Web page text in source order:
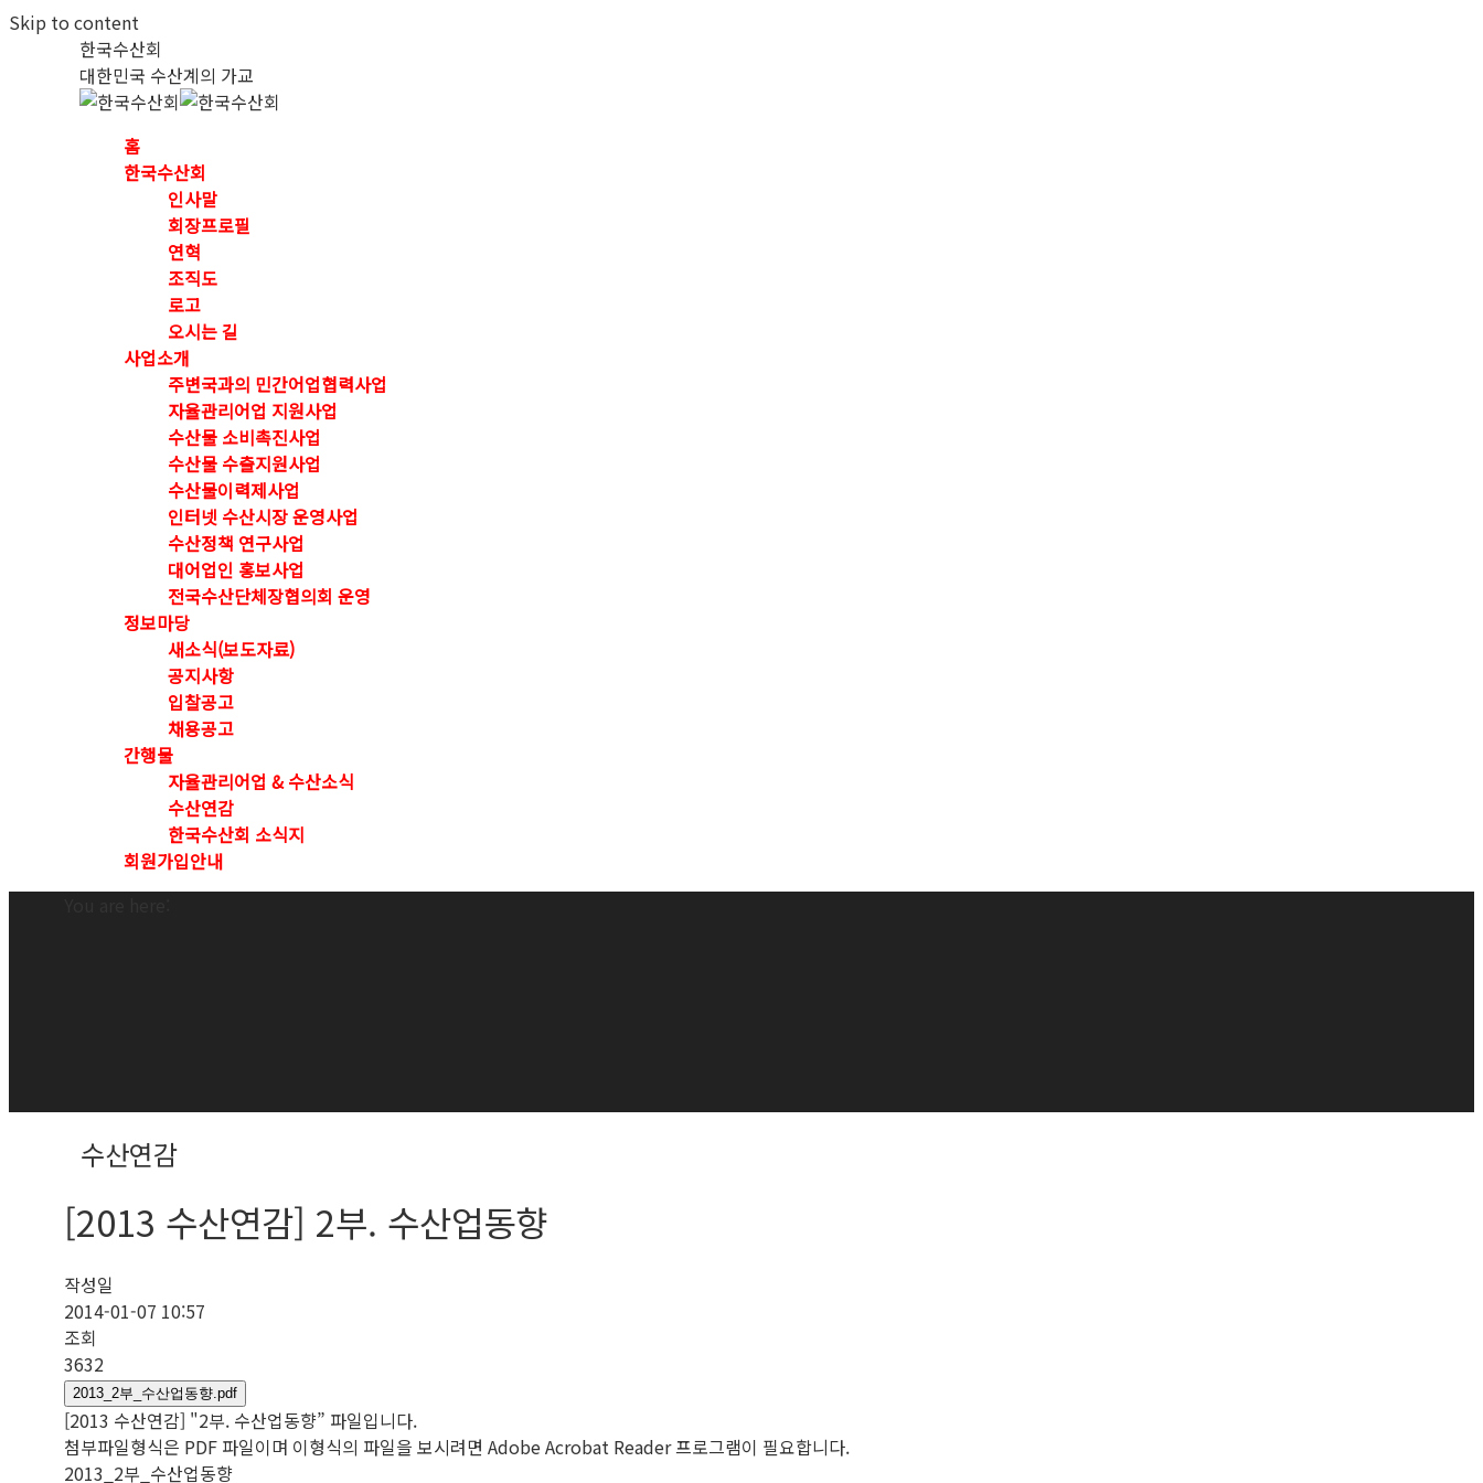
Skip to content
한국수산회
대한민국 수산계의 가교
홈
한국수산회
인사말
회장프로필
연혁
조직도
로고
오시는 길
사업소개
주변국과의 민간어업협력사업
자율관리어업 지원사업
수산물 소비촉진사업
수산물 수출지원사업
수산물이력제사업
인터넷 수산시장 운영사업
수산정책 연구사업
대어업인 홍보사업
전국수산단체장협의회 운영
정보마당
새소식(보도자료)
공지사항
입찰공고
채용공고
간행물
자율관리어업 & 수산소식
수산연감
한국수산회 소식지
회원가입안내
수산연감
[2013 수산연감] 2부. 수산업동향
작성일
2014-01-07 10:57
조회
3632
2013_2부_수산업동향.pdf
[2013 수산연감] "2부. 수산업동향” 파일입니다.
첨부파일형식은 PDF 파일이며 이형식의 파일을 보시려면 Adobe Acrobat Reader 프로그램이 필요합니다.
2013_2부_수산업동향